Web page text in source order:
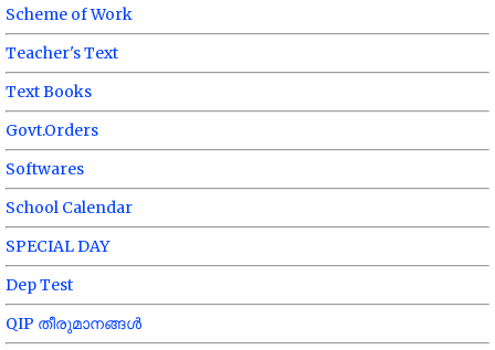
Scheme of Work
Teacher's Text
Text Books
Govt.Orders
Softwares
School Calendar
SPECIAL DAY
Dep Test
QIP തീരുമാനങ്ങൾ